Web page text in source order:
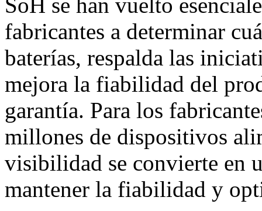
fabricantes a determinar
baterías, respalda las
mejora la fiabilidad del
garantía. Para los
millones de dispositivos
visibilidad se convierte en
mantener la fiabilidad y